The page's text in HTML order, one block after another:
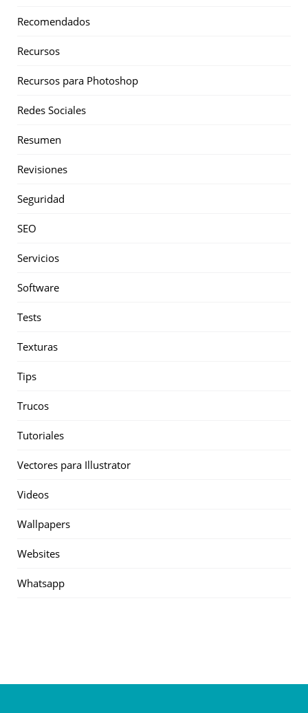
Recomendados
Recursos
Recursos para Photoshop
Redes Sociales
Resumen
Revisiones
Seguridad
SEO
Servicios
Software
Tests
Texturas
Tips
Trucos
Tutoriales
Vectores para Illustrator
Videos
Wallpapers
Websites
Whatsapp